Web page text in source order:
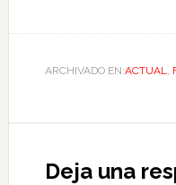
ARCHIVADO EN:ACTUAL
Deja una